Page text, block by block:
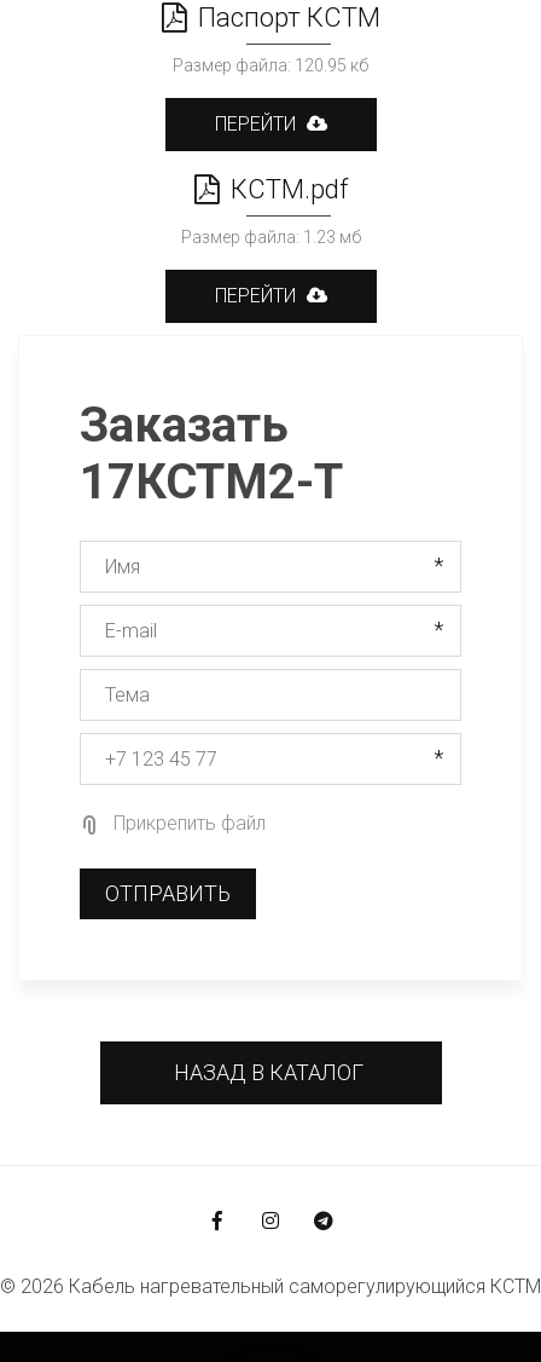
Паспорт КСТМ
Размер файла: 120.95 кб
ПЕРЕЙТИ
КСТМ.pdf
Размер файла: 1.23 мб
ПЕРЕЙТИ
Заказать
17КСТМ2-Т
*
*
*
Прикрепить файл
ОТПРАВИТЬ
НАЗАД В КАТАЛОГ
© 2026 Кабель нагревательный саморегулирующийся КСТМ